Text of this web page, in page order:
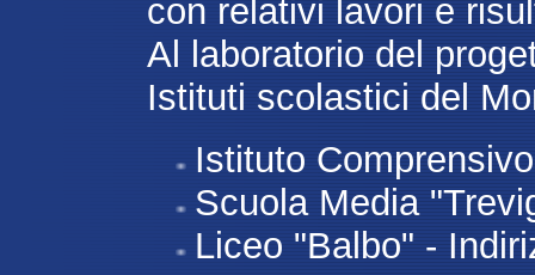
con relativi lavori e
Al laboratorio del
Istituti scolastici del
Istituto
Scuola Media
Liceo "Balbo" -